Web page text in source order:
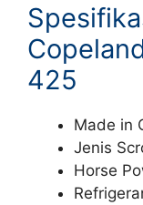
425
Made in
Jenis
Horse